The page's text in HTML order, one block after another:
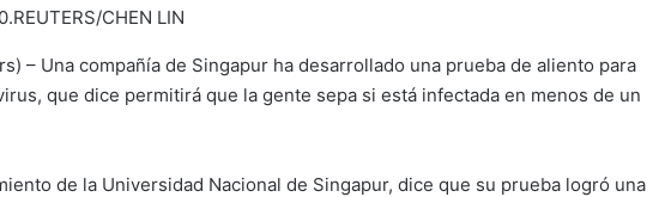
CHEN LIN
– Una compañía de Singapur ha desarrollado una prueba de aliento para
que dice permitirá que la gente sepa si está infectada en menos de un
de la Universidad Nacional de Singapur, dice que su prueba logró una